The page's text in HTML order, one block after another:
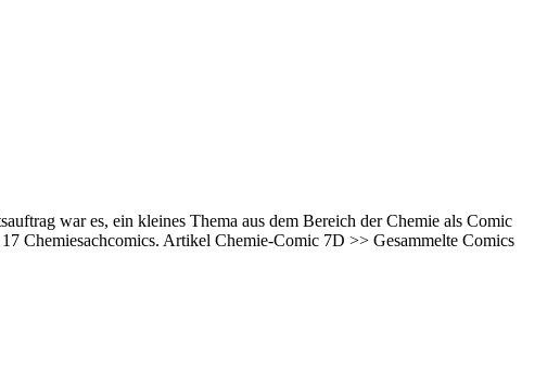
war es, ein kleines Thema aus dem Bereich der Chemie als Comic
Chemiesachcomics. Artikel Chemie-Comic 7D >> Gesammelte Comics